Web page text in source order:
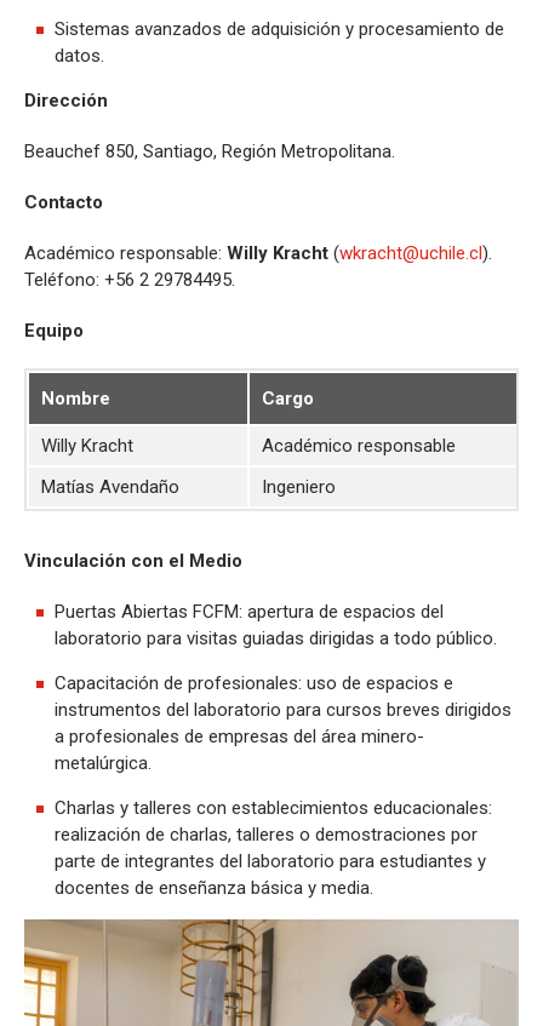
Sistemas avanzados de adquisición y procesamiento de
datos.
Dirección
Beauchef 850, Santiago, Región Metropolitana.
Contacto
Académico responsable: Willy Kracht (wkracht@uchile.cl).
Teléfono: +56 2 29784495.
Equipo
Nombre Cargo
Willy Kracht
Académico responsable
Matías Avendaño
Ingeniero
Vinculación con el Medio
Puertas Abiertas FCFM: apertura de espacios del
laboratorio para visitas guiadas dirigidas a todo público.
Capacitación de profesionales: uso de espacios e
instrumentos del laboratorio para cursos breves dirigidos
a profesionales de empresas del área minero-
metalúrgica.
Charlas y talleres con establecimientos educacionales:
realización de charlas, talleres o demostraciones por
parte de integrantes del laboratorio para estudiantes y
docentes de enseñanza básica y media.